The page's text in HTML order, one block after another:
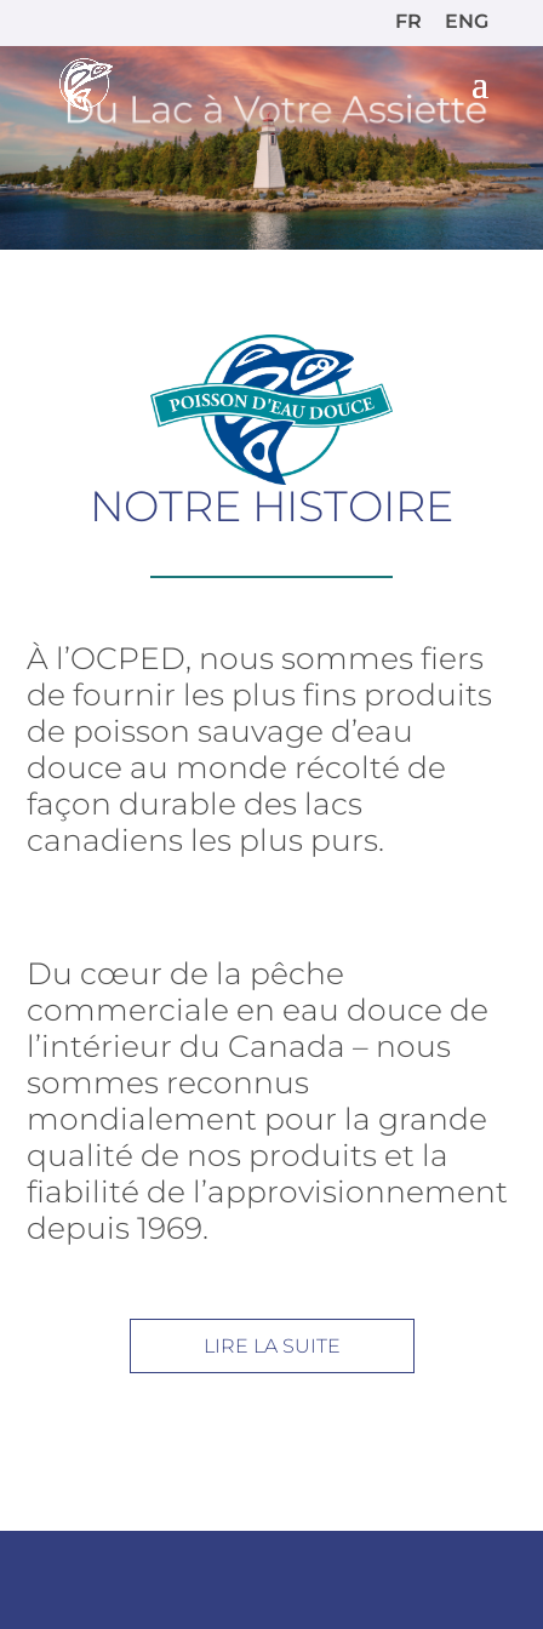
FR ENG
NOTRE HISTOIRE
À l’OCPED, nous sommes fiers
de fournir les plus fins produits
de poisson sauvage d’eau
douce au monde récolté de
façon durable des lacs
canadiens les plus purs.
Du cœur de la pêche
commerciale en eau douce de
l’intérieur du Canada– nous
sommes reconnus
mondialement pour la grande
qualité de nos produits et la
fiabilité de l’approvisionnement
depuis 1969.
LIRE LA SUITE